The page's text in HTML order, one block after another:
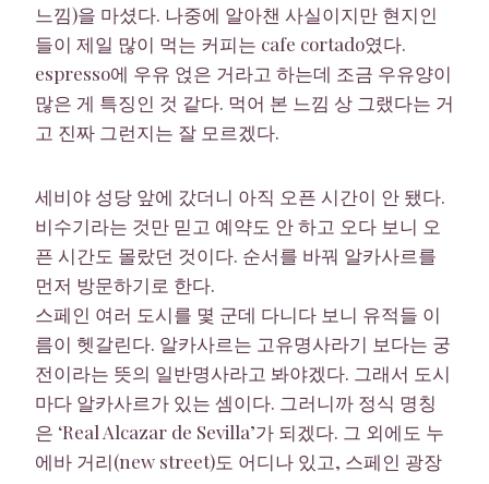
느낌)을 마셨다. 나중에 알아챈 사실이지만 현지인
들이 제일 많이 먹는 커피는 cafe cortado였다.
espresso에 우유 얹은 거라고 하는데 조금 우유양이
많은 게 특징인 것 같다. 먹어 본 느낌 상 그랬다는 거
고 진짜 그런지는 잘 모르겠다.
세비야 성당 앞에 갔더니 아직 오픈 시간이 안 됐다.
비수기라는 것만 믿고 예약도 안 하고 오다 보니 오
픈 시간도 몰랐던 것이다. 순서를 바꿔 알카사르를
먼저 방문하기로 한다.
스페인 여러 도시를 몇 군데 다니다 보니 유적들 이
름이 헷갈린다. 알카사르는 고유명사라기 보다는 궁
전이라는 뜻의 일반명사라고 봐야겠다. 그래서 도시
마다 알카사르가 있는 셈이다. 그러니까 정식 명칭
은 ‘Real Alcazar de Sevilla’가 되겠다. 그 외에도 누
에바 거리(new street)도 어디나 있고, 스페인 광장